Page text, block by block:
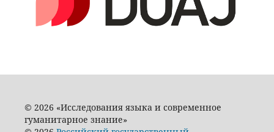
© 2026 «Исследования языка и современное
гуманитарное знание»